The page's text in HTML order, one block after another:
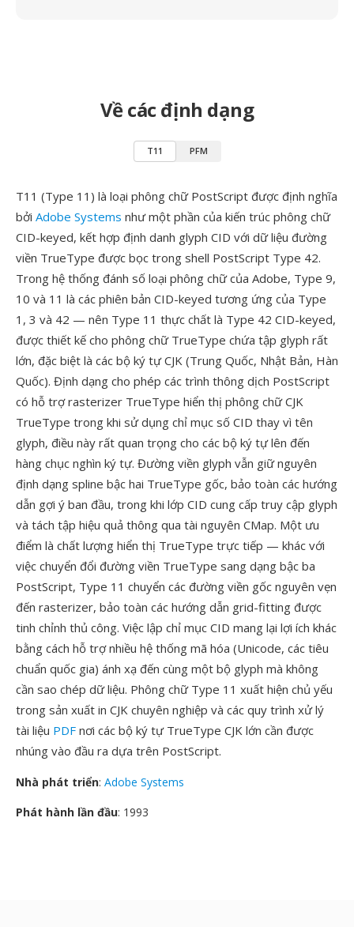
Về các định dạng
T11 PFM
T11 (Type 11) là loại phông chữ PostScript được định nghĩa
bởi Adobe Systems như một phần của kiến trúc phông chữ
CID-keyed, kết hợp định danh glyph CID với dữ liệu đường
viền TrueType được bọc trong shell PostScript Type 42.
Trong hệ thống đánh số loại phông chữ của Adobe, Type 9,
10 và 11 là các phiên bản CID-keyed tương ứng của Type
1, 3 và 42 — nên Type 11 thực chất là Type 42 CID-keyed,
được thiết kế cho phông chữ TrueType chứa tập glyph rất
lớn, đặc biệt là các bộ ký tự CJK (Trung Quốc, Nhật Bản, Hàn
Quốc). Định dạng cho phép các trình thông dịch PostScript
có hỗ trợ rasterizer TrueType hiển thị phông chữ CJK
TrueType trong khi sử dụng chỉ mục số CID thay vì tên
glyph, điều này rất quan trọng cho các bộ ký tự lên đến
hàng chục nghìn ký tự. Đường viền glyph vẫn giữ nguyên
định dạng spline bậc hai TrueType gốc, bảo toàn các hướng
dẫn gợi ý ban đầu, trong khi lớp CID cung cấp truy cập glyph
và tách tập hiệu quả thông qua tài nguyên CMap. Một ưu
điểm là chất lượng hiển thị TrueType trực tiếp — khác với
việc chuyển đổi đường viền TrueType sang dạng bậc ba
PostScript, Type 11 chuyển các đường viền gốc nguyên vẹn
đến rasterizer, bảo toàn các hướng dẫn grid-fitting được
tinh chỉnh thủ công. Việc lập chỉ mục CID mang lại lợi ích khác
bằng cách hỗ trợ nhiều hệ thống mã hóa (Unicode, các tiêu
chuẩn quốc gia) ánh xạ đến cùng một bộ glyph mà không
cần sao chép dữ liệu. Phông chữ Type 11 xuất hiện chủ yếu
trong sản xuất in CJK chuyên nghiệp và các quy trình xử lý
tài liệu PDF nơi các bộ ký tự TrueType CJK lớn cần được
nhúng vào đầu ra dựa trên PostScript.
Nhà phát triển: Adobe Systems
Phát hành lần đầu: 1993